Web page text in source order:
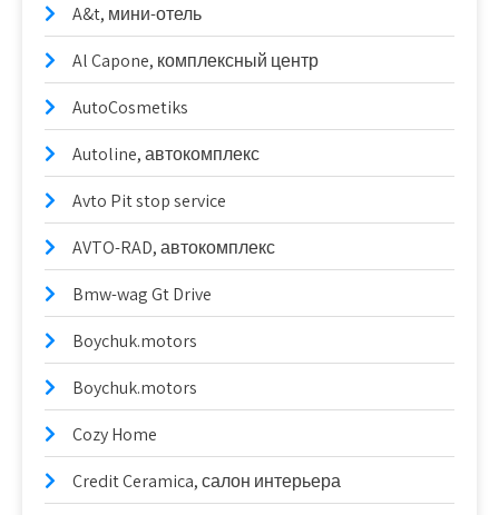
A&t, мини-отель
Al Capone, комплексный центр
AutoCosmetiks
Autoline, автокомплекс
Avto Pit stop service
AVTO-RAD, автокомплекс
Bmw-wag Gt Drive
Boychuk.motors
Boychuk.motors
Cozy Home
Credit Ceramica, салон интерьера